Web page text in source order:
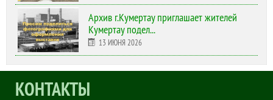
Архив г.Кумертау приглашает жителей
Кумертау подел...
13 ИЮНЯ 2026
КОНТАКТЫ